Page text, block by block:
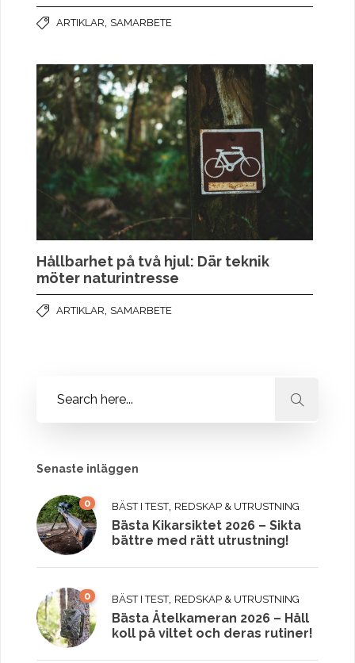
ARTIKLAR, SAMARBETE
Hållbarhet på två hjul: Där teknik
möter naturintresse
ARTIKLAR, SAMARBETE
Senaste inläggen
0 BÄST I TEST, REDSKAP & UTRUSTNING
Bästa Kikarsiktet 2026 – Sikta
bättre med rätt utrustning!
0 BÄST I TEST, REDSKAP & UTRUSTNING
Bästa Åtelkameran 2026 – Håll
koll på viltet och deras rutiner!